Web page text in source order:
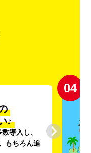
♪
導入し、
もちろん追
04